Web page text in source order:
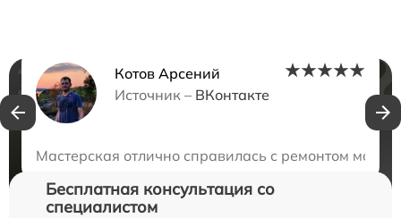
Котов Арсений
Источник – ВКонтакте
Мастерская отлично справилась с ремонтом
Нужна консультация?
Бесплатная консультация со
специалистом